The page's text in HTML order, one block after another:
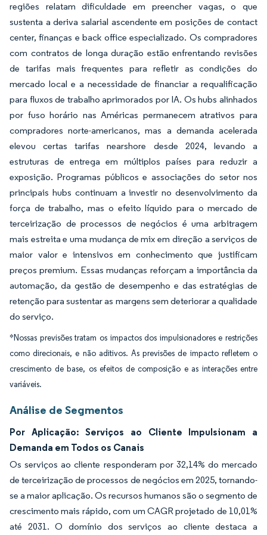
regiões relatam dificuldade em preencher vagas, o que
sustenta a deriva salarial ascendente em posições de contact
center, finanças e back office especializado. Os compradores
com contratos de longa duração estão enfrentando revisões
de tarifas mais frequentes para refletir as condições do
mercado local e a necessidade de financiar a requalificação
para fluxos de trabalho aprimorados por IA. Os hubs alinhados
por fuso horário nas Américas permanecem atrativos para
compradores norte-americanos, mas a demanda acelerada
elevou certas tarifas nearshore desde 2024, levando a
estruturas de entrega em múltiplos países para reduzir a
exposição. Programas públicos e associações do setor nos
principais hubs continuam a investir no desenvolvimento da
força de trabalho, mas o efeito líquido para o mercado de
terceirização de processos de negócios é uma arbitragem
mais estreita e uma mudança de mix em direção a serviços de
maior valor e intensivos em conhecimento que justificam
preços premium. Essas mudanças reforçam a importância da
automação, da gestão de desempenho e das estratégias de
retenção para sustentar as margens sem deteriorar a qualidade
do serviço.
*Nossas previsões tratam os impactos dos impulsionadores e restrições
como direcionais, e não aditivos. As previsões de impacto refletem o
crescimento de base, os efeitos de composição e as interações entre
variáveis.
Análise de Segmentos
Por Aplicação: Serviços ao Cliente Impulsionam a
Demanda em Todos os Canais
Os serviços ao cliente responderam por 32,14% do mercado
de terceirização de processos de negócios em 2025, tornando-
se a maior aplicação. Os recursos humanos são o segmento de
crescimento mais rápido, com um CAGR projetado de 10,01%
até 2031. O domínio dos serviços ao cliente destaca a